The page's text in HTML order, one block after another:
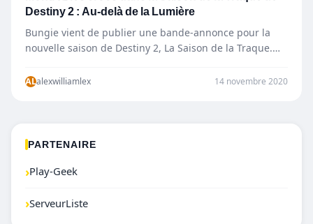
Destiny 2 : Au-delà de la Lumière
Bungie vient de publier une bande-annonce pour la
nouvelle saison de Destiny 2, La Saison de la Traque.
ALalexwilliamlex 14 novembre 2020
PARTENAIRE
›Play-Geek
›ServeurListe